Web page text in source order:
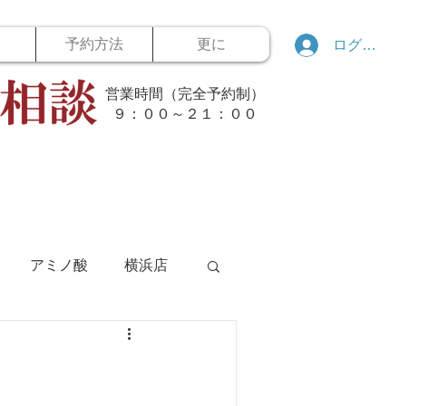
予約方法 更に
営業時間（完全予約制）
​９：００～２１：００
ログイン
アミノ酸 横浜店
ボウリング